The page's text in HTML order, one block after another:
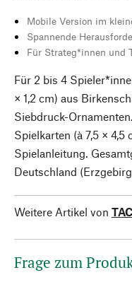
Mobile Version im
Spannende
Für Strateg*innen und
Für 2 bis 4
× 1,2 cm) aus
Siebdruck-
Spielkarten (à 7,5 ×
Spielanleitung.
Deutschland
Weitere Artikel von
Frage zum